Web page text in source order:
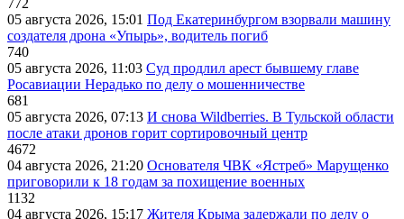
05 августа 2026, 15:01 Под Екатеринбургом взорвали машину
создателя дрона «Упырь», водитель погиб
740
05 августа 2026, 11:03 Суд продлил арест бывшему главе
Росавиации Нерадько по делу о мошенничестве
681
05 августа 2026, 07:13 И снова Wildberries. В Тульской области
после атаки дронов горит сортировочный центр
4672
04 августа 2026, 21:20 Основателя ЧВК «Ястреб» Марущенко
приговорили к 18 годам за похищение военных
1132
04 августа 2026, 15:17 Жителя Крыма задержали по делу о